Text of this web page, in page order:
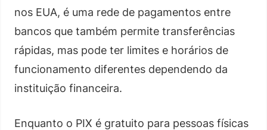
nos EUA, é uma rede de pagamentos entre
bancos que também permite transferências
rápidas, mas pode ter limites e horários de
funcionamento diferentes dependendo da
instituição financeira.
Enquanto o PIX é gratuito para pessoas físicas